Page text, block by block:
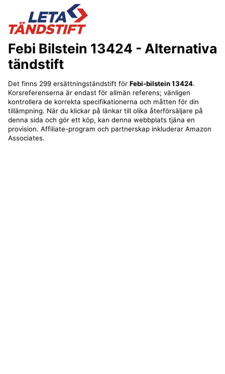
Febi Bilstein 13424 - Alternativa
tändstift
Det finns 299 ersättningständstift för Febi-bilstein 13424.
Korsreferenserna är endast för allmän referens; vänligen
kontrollera de korrekta specifikationerna och måtten för din
tillämpning. När du klickar på länkar till olika återförsäljare på
denna sida och gör ett köp, kan denna webbplats tjäna en
provision. Affiliate-program och partnerskap inkluderar Amazon
Associates.